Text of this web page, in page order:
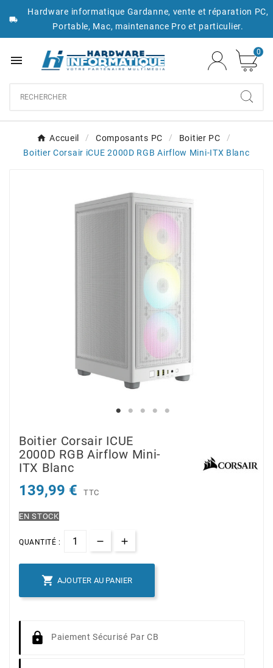

Hardware informatique Gardanne, vente et réparation PC,
Portable, Mac, maintenance Pro et particulier.

0
Accueil Composants PC
Boitier PC
Boitier Corsair iCUE 2000D RGB Airflow Mini-ITX Blanc
Boitier Corsair ICUE
2000D RGB Airflow Mini-
ITX Blanc
139,99 € TTC
EN STOCK
QUANTITÉ :
 AJOUTER AU PANIER
Paiement Sécurisé Par CB